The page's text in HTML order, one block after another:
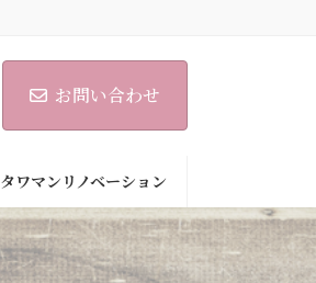
お問い合わせ
タワマンリノベーション